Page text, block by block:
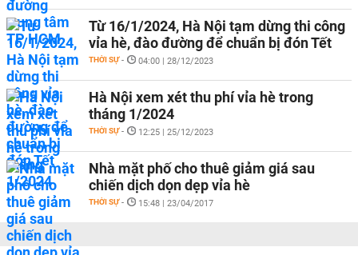
Từ 16/1/2024, Hà Nội tạm dừng thi công
vỉa hè, đào đường để chuẩn bị đón Tết
THỜI SỰ - 04:00 | 28/12/2023
Hà Nội xem xét thu phí vỉa hè trong
tháng 1/2024
THỜI SỰ - 12:25 | 25/12/2023
Nhà mặt phố cho thuê giảm giá sau
chiến dịch dọn dẹp vỉa hè
THỜI SỰ - 15:48 | 23/04/2017